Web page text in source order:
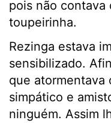
pois não contava
toupeirinha.
Rezinga estava
sensibilizado.
que atormentava
simpático e
ninguém. Assim